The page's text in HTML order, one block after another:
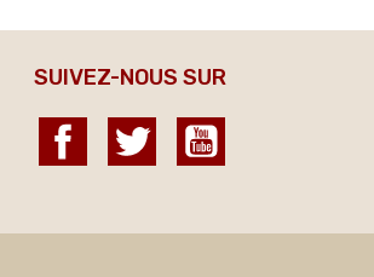
SUIVEZ-NOUS SUR
Facebook Twitter